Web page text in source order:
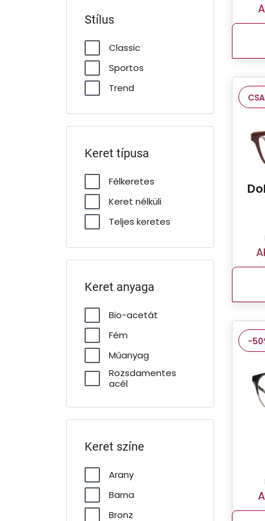
Stílus
Classic
Sportos
Trend
Keret típusa
Félkeretes
Keret nélküli
Teljes keretes
Keret anyaga
Bio-acetát
Fém
Műanyag
Rozsdamentes
acél
Keret színe
Arany
Barna
Bronz
-